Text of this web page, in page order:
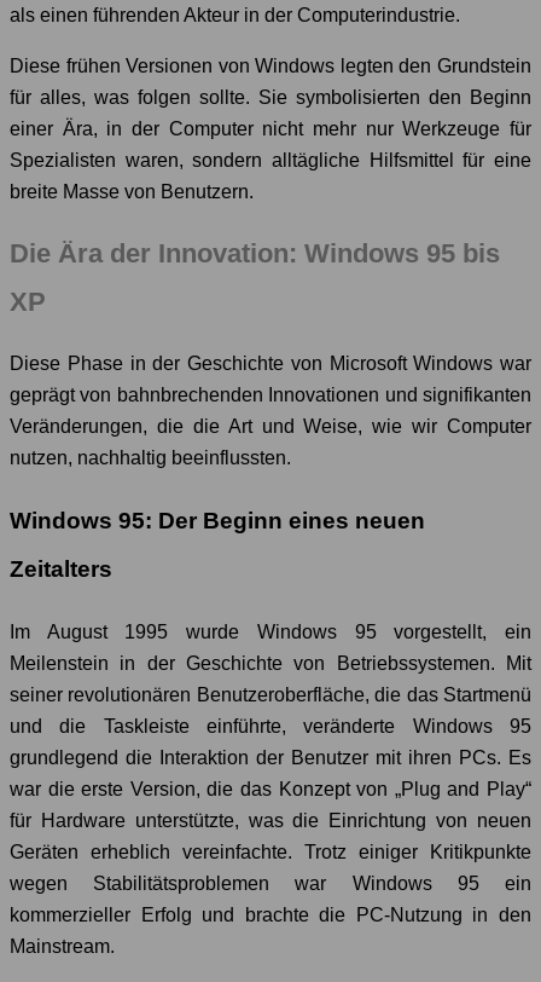
als einen führenden Akteur in der Computerindustrie.
Diese frühen Versionen von Windows legten den Grundstein
für alles, was folgen sollte. Sie symbolisierten den Beginn
einer Ära, in der Computer nicht mehr nur Werkzeuge für
Spezialisten waren, sondern alltägliche Hilfsmittel für eine
breite Masse von Benutzern.
Die Ära der Innovation: Windows 95 bis
XP
Diese Phase in der Geschichte von Microsoft Windows war
geprägt von bahnbrechenden Innovationen und signifikanten
Veränderungen, die die Art und Weise, wie wir Computer
nutzen, nachhaltig beeinflussten.
Windows 95: Der Beginn eines neuen
Zeitalters
Im August 1995 wurde Windows 95 vorgestellt, ein
Meilenstein in der Geschichte von Betriebssystemen. Mit
seiner revolutionären Benutzeroberfläche, die das Startmenü
und die Taskleiste einführte, veränderte Windows 95
grundlegend die Interaktion der Benutzer mit ihren PCs. Es
war die erste Version, die das Konzept von „Plug and Play“
für Hardware unterstützte, was die Einrichtung von neuen
Geräten erheblich vereinfachte. Trotz einiger Kritikpunkte
wegen Stabilitätsproblemen war Windows 95 ein
kommerzieller Erfolg und brachte die PC-Nutzung in den
Mainstream.